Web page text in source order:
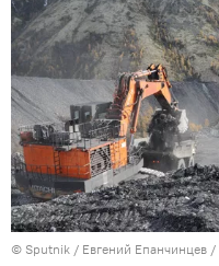
© Sputnik / Евгений Епанчинцев /